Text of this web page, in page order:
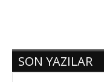
SON YAZILAR